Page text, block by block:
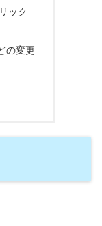
ック
の変更